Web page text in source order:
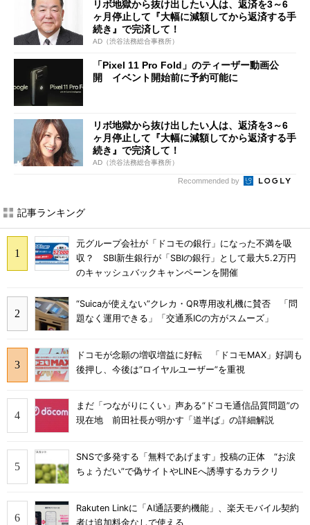
リボ地獄から抜け出したい人は、返済を3～6
ヶ月停止して『大幅に減額してから返済する手
続き』で完済して！
AD（渋谷法務総合事務所）
「Pixel 11 Pro Fold」のティーザー動画公
開 イベント開始前に予約可能に
リボ地獄から抜け出したい人は、返済を3～6
ヶ月停止して『大幅に減額してから返済する手
続き』で完済して！
AD（渋谷法務総合事務所）
Recommended by
記事ランキング
元グループ会社が「ドコモの銀行」になった不満を吸
収？ SBI新生銀行が「SBIの銀行」として最大5.2万円
のキャッシュバックキャンペーンを開催
“Suicaが使えない”クレカ・QR専用改札機に賛否 「問
題なく運用できる」「交通系ICの方がスムーズ」
ドコモが念願の増収増益に好転 「ドコモMAX」好調も
後押し、今後は“ロイヤルユーザー”を重視
まだ「つながりにくい」声ある“ドコモ通信品質問題”の
現在地 前田社長が明かす「道半ば」の詳細解説
SNSで多発する「無料であげます」投稿の正体 “お涙
ちょうだい”で偽サイトやLINEへ誘導するカラクリ
Rakuten Linkに「AI通話要約機能」、楽天モバイル契約
者は追加料金なしで使える